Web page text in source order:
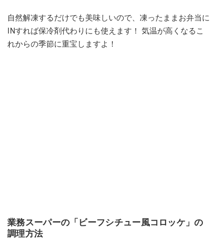
自然解凍するだけでも美味しいので、凍ったままお弁当に
INすれば保冷剤代わりにも使えます！ 気温が高くなるこ
れからの季節に重宝しますよ！
業務スーパーの「ビーフシチュー風コロッケ」の
調理方法